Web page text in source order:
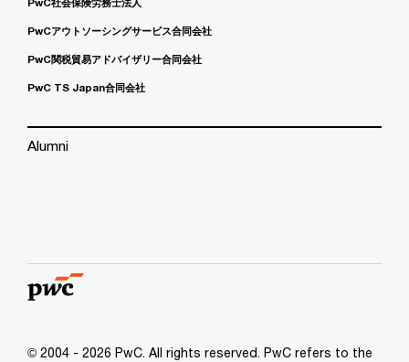
PwC社会保険労務士法人
PwCアウトソーシングサービス合同会社
PwC関税貿易アドバイザリー合同会社
PwC TS Japan合同会社
Alumni
© 2004 - 2026 PwC. All rights reserved. PwC refers to the